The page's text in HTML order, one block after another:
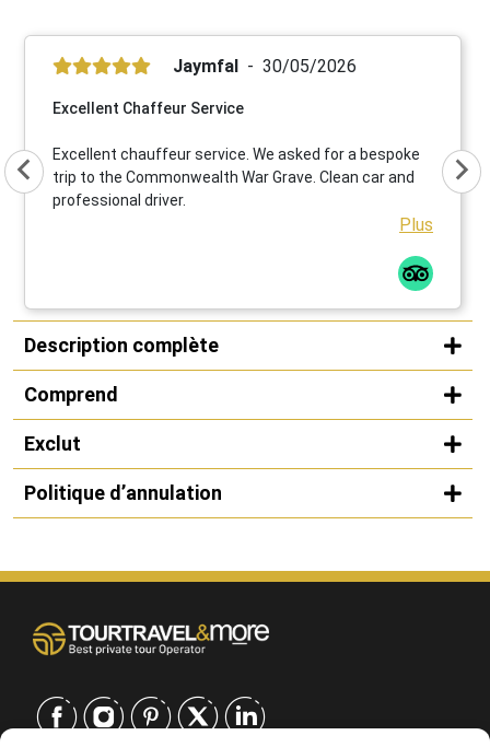
Jaymfal 30/05/2026
Excellent Chaffeur Service
Excellent chauffeur service. We asked for a bespoke
trip to the Commonwealth War Grave. Clean car and
professional driver.
Plus
Description complète
Comprend
Exclut
Politique d’annulation